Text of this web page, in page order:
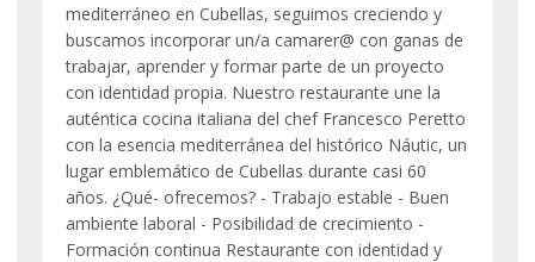
mediterráneo en Cubellas, seguimos creciendo y
buscamos incorporar un/a camarer@ con ganas de
trabajar, aprender y formar parte de un proyecto
con identidad propia. Nuestro restaurante une la
auténtica cocina italiana del chef Francesco Peretto
con la esencia mediterránea del histórico Náutic, un
lugar emblemático de Cubellas durante casi 60
años. ¿Qué- ofrecemos? - Trabajo estable - Buen
ambiente laboral - Posibilidad de crecimiento -
Formación continua Restaurante con identidad y